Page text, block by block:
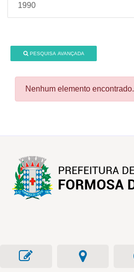
1990
PESQUISA AVANÇADA
Nenhum elemento encontrado.